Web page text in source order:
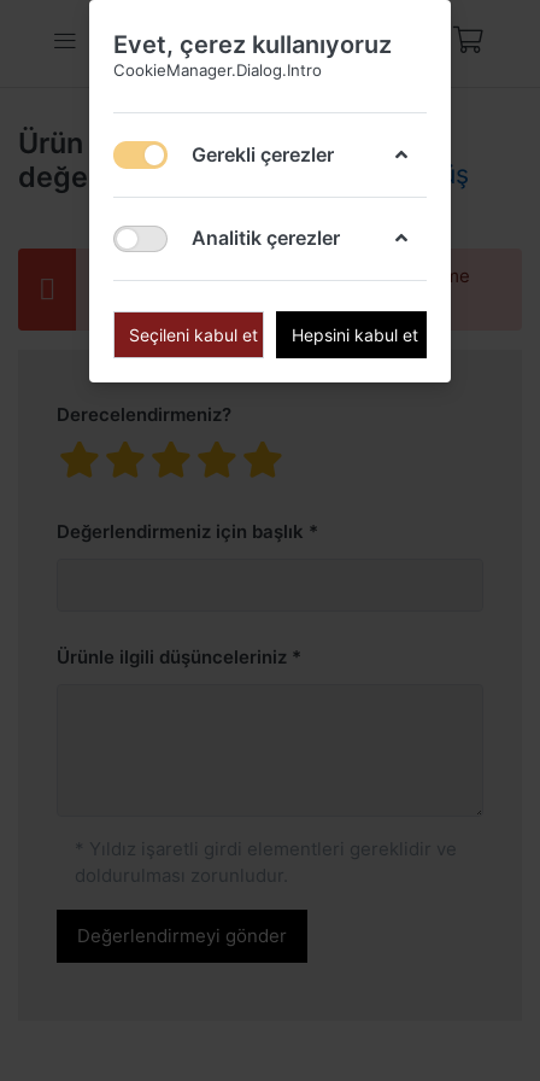
Ürün
değerlendirmeleri
Taşsız 15 mm
Tasarımlı Gümüş
Halka Küpe
Yalnızca kayıtlı kullanıcılar değerlendirme
Derecelendirmeniz?
Değerlendirmeniz için başlık
Ürünle ilgili düşünceleriniz
* Yıldız işaretli girdi elementleri gereklidir ve
doldurulması zorunludur.
Değerlendirmeyi gönder
Evet, çerez kullanıyoruz
CookieManager.Dialog.Intro
Gerekli çerezler
Analitik çerezler
Seçileni kabul et Hepsini kabul et